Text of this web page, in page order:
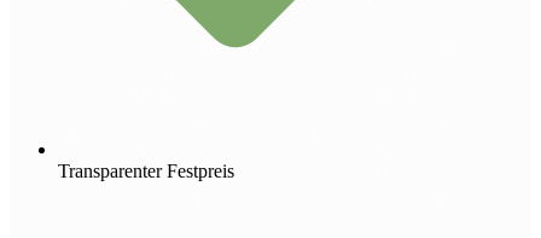
Transparenter Festpreis